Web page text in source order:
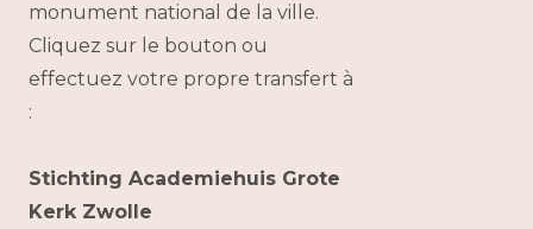
monument national de la ville.
Cliquez sur le bouton ou
effectuez votre propre transfert à
:
Stichting Academiehuis Grote
Kerk Zwolle